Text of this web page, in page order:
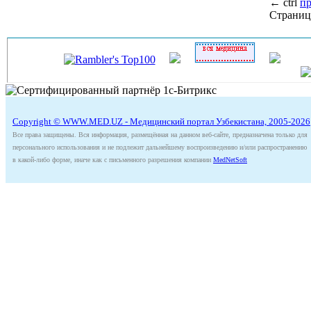
Copyright © WWW.MED.UZ - Медицинский портал Узбекистана, 2005-2026
Все права защищены. Вся информация, размещённая на данном веб-сайте, предназначена только для
персонального использования и не подлежит дальнейшему воспроизведению и/или распространению
в какой-либо форме, иначе как с письменного разрешения компании MedNetSoft